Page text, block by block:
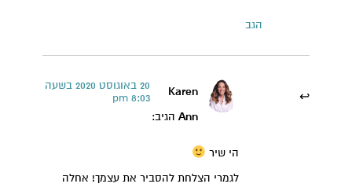
הגב
Karen
Ann הגיב:
20 באוגוסט 2020 בשעה
8:03 pm
הי שיר
לגמרי הצלחת להסביר את עצמך! אחלה